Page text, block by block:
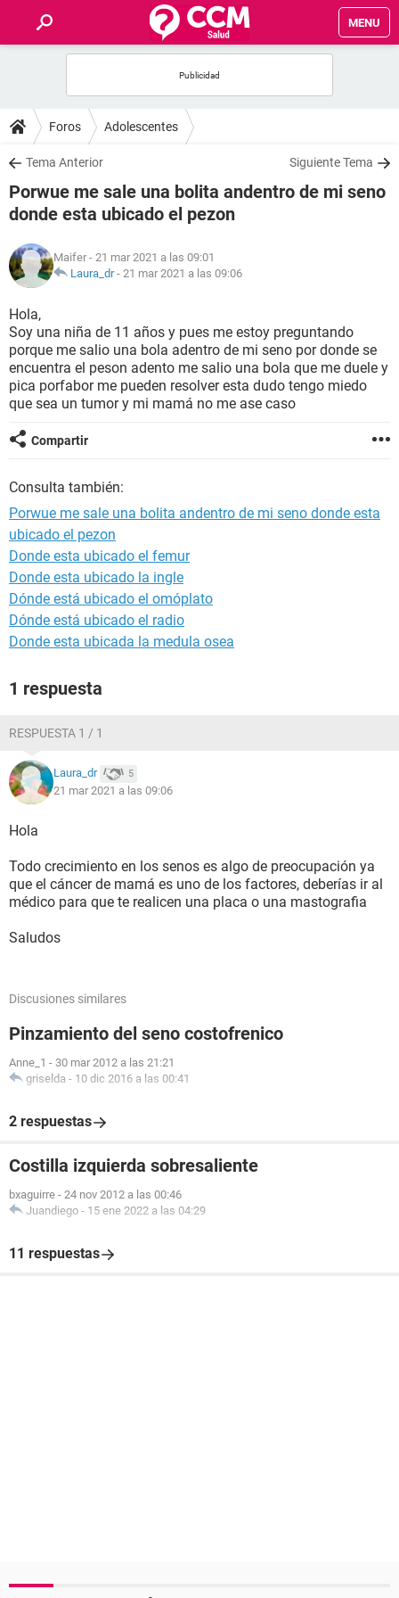
MENU
FOROS
SALUD
FAMILIA
NUTRICIÓN
SEXUALIDAD
GLOSARIO
Foros Adolescentes
Tema Anterior Siguiente Tema
Porwue me sale una bolita andentro de mi seno
donde esta ubicado el pezon
Maifer - 21 mar 2021 a las 09:01
Laura_dr- 21 mar 2021 a las 09:06
Hola,
Soy una niña de 11 años y pues me estoy preguntando
porque me salio una bola adentro de mi seno por donde se
encuentra el peson adento me salio una bola que me duele y
pica porfabor me pueden resolver esta dudo tengo miedo
que sea un tumor y mi mamá no me ase caso
Compartir
Consulta también:
Porwue me sale una bolita andentro de mi seno donde esta
ubicado el pezon
Donde esta ubicado el femur
Donde esta ubicado la ingle
Dónde está ubicado el omóplato
Dónde está ubicado el radio
Donde esta ubicada la medula osea
1 respuesta
RESPUESTA 1 / 1
Laura_dr 5
21 mar 2021 a las 09:06
Hola
Todo crecimiento en los senos es algo de preocupación ya
que el cáncer de mamá es uno de los factores, deberías ir al
médico para que te realicen una placa o una mastografia
Saludos
Discusiones similares
Pinzamiento del seno costofrenico
Anne_1 - 30 mar 2012 a las 21:21
griselda - 10 dic 2016 a las 00:41
2 respuestas
Costilla izquierda sobresaliente
bxaguirre - 24 nov 2012 a las 00:46
Juandiego - 15 ene 2022 a las 04:29
11 respuestas